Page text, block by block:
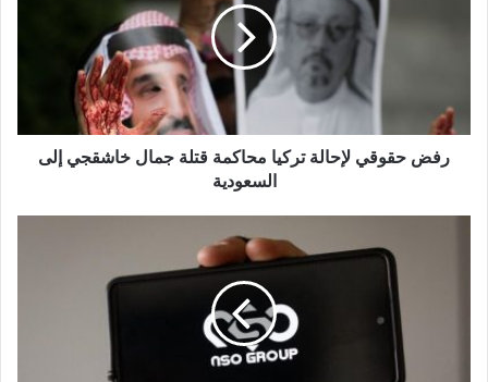
رفض حقوقي لإحالة تركيا محاكمة قتلة جمال خاشقجي إلى
السعودية